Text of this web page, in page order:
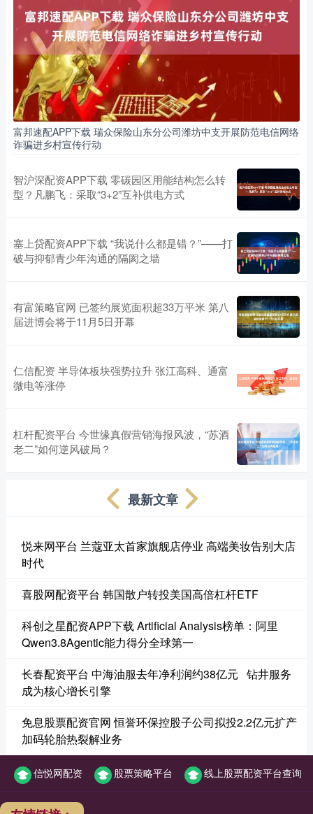
富邦速配APP下载 瑞众保险山东分公司潍坊中支开展防范电信网络
诈骗进乡村宣传行动
智沪深配资APP下载 零碳园区用能结构怎么转
型？凡鹏飞：采取“3+2”互补供电方式
塞上贷配资APP下载 “我说什么都是错？”——打
破与抑郁青少年沟通的隔阂之墙
有富策略官网 已签约展览面积超33万平米 第八
届进博会将于11月5日开幕
仁信配资 半导体板块强势拉升 张江高科、通富
微电等涨停
杠杆配资平台 今世缘真假营销海报风波，“苏酒
老二”如何逆风破局？
最新文章
悦来网平台 兰蔻亚太首家旗舰店停业 高端美妆告别大店
时代
喜股网配资平台 韩国散户转投美国高倍杠杆ETF
科创之星配资APP下载 Artificial Analysis榜单：阿里
Qwen3.8Agentic能力得分全球第一
长春配资平台 中海油服去年净利润约38亿元 钻井服务
成为核心增长引擎
免息股票配资官网 恒誉环保控股子公司拟投2.2亿元扩产
加码轮胎热裂解业务
信悦网配资 股票策略平台 线上股票配资平台查询